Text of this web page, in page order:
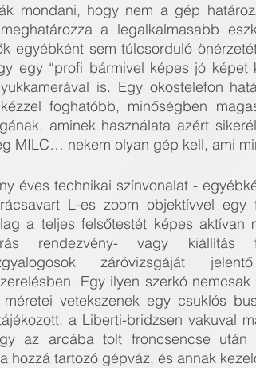
mondani, hogy nem a gép
a legalkalmasabb
egyébként sem túlcsorduló
egy “profi bármivel képes jó
is. Egy okostelefon
foghatóbb, minőségben
aminek használata azért
MILC… nekem olyan gép kell, ami
éves technikai színvonalat -
L-es zoom objektívvel egy
a teljes felsőtestét képes aktívan
rendezvény- vagy kiállítás
záróvizsgáját
Egy ilyen szerkó
méretei vetekszenek egy csuklós
a Liberti-bridzsen vakuval
az arcába tolt froncsencse után
hozzá tartozó gépváz, és annak